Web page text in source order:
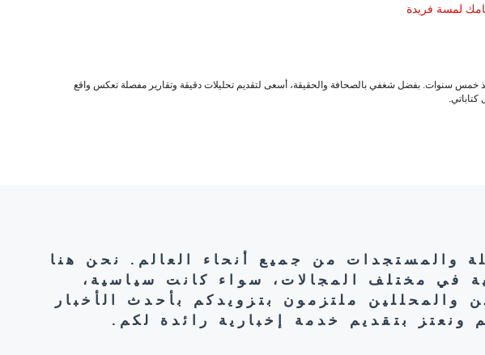
لمسة فريدة
خمس سنوات. بفضل شغفي بالصحافة والحقيقة، أسعى لتقديم تحليلات دقيقة وتقارير مفصلة تعكس واقع
كتاباتي.
والمستجدات من جميع أنحاء العالم. نحن هنا
في مختلف المجالات، سواء كانت سياسية،
والمحللين ملتزمون بتزويدكم بأحدث الأخبار
بتقديم خدمة إخبارية رائدة لكم.